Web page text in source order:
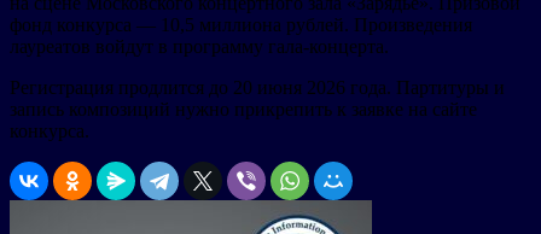
фонд конкурса — 10,5 миллиона рублей. Произведения
лауреатов войдут в программу гала-концерта.
Регистрация продлится до 20 июня 2026 года. Партитуры и
запись композиций нужно прикрепить к заявке на сайте
конкурса.